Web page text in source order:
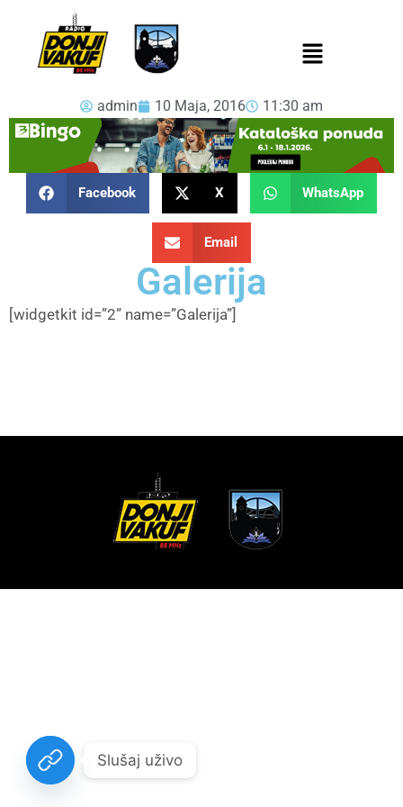
admin 10 Maja, 2016 11:30 am
Facebook X WhatsApp
Email
Galerija
[widgetkit id=”2” name=”Galerija”]
Slušaj uživo